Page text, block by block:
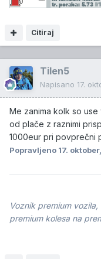
Citiraj
Tilen5
Napisano 17.
Me zanima kolk so
od plače z raznimi
1000eur pri povprečni
Popravljeno 17.
Voznik premium
premium kolesa na